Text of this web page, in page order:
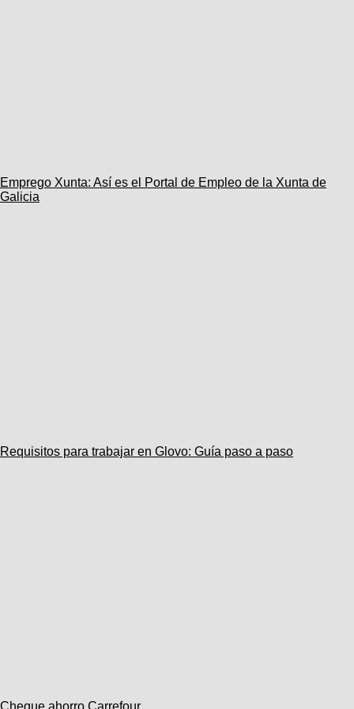
Emprego Xunta: Así es el Portal de Empleo de la Xunta de
Galicia
Requisitos para trabajar en Glovo: Guía paso a paso